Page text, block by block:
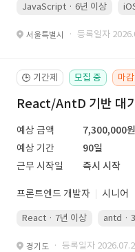
JavaScript · 6년 이상
서울특별시 · 등록일자
🕒 기간제 모집 중 마
React/AntD 기반 대
예상 금액
7,300,000원
예상 기간
90일
근무 시작일
즉시 시작
프론트엔드 개발자 시니어
React · 7년 이상 antd ·
경기도 · 등록일자